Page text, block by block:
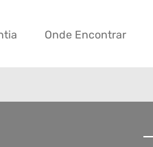
Onde Encontrar